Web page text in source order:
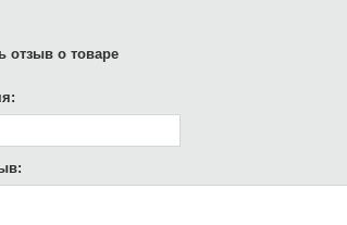
отзыв о товаре